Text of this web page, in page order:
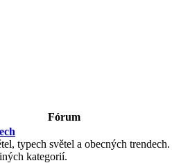
Fórum
typech světel a obecných
kategorií.